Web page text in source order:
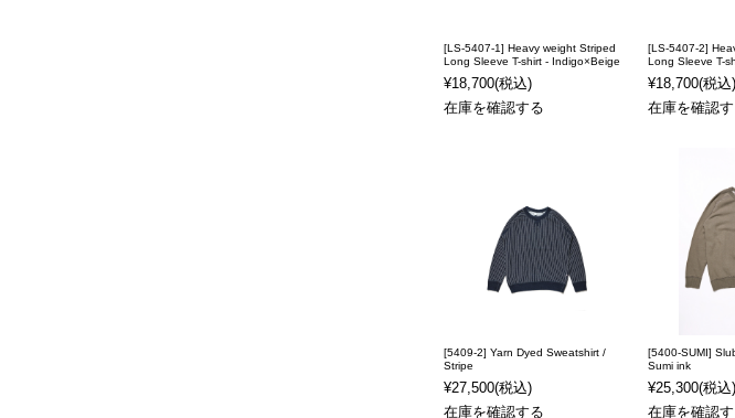
[LS-5407-1] Heavy weight Striped
Long Sleeve T-shirt - Indigo×Beige
¥18,700(税込)
在庫を確認する
[LS-5407-2]
Long Sleeve T-
¥18,700(税込)
在庫を確認
[5409-2] Yarn Dyed Sweatshirt /
Stripe
¥27,500(税込)
在庫を確認する
[5400-SUMI]
Sumi ink
¥25,300(税込)
在庫を確認